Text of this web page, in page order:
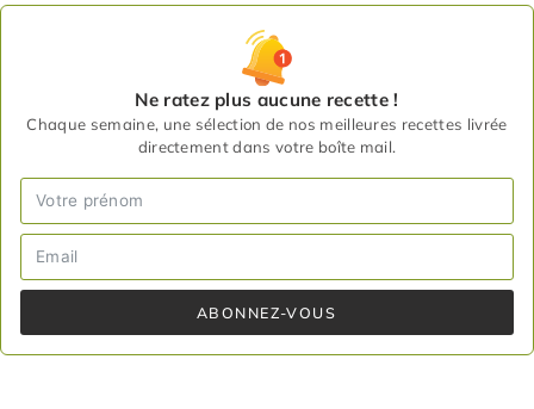
Ne ratez plus aucune recette !
Chaque semaine, une sélection de nos meilleures recettes livrée
directement dans votre boîte mail.
ABONNEZ-VOUS